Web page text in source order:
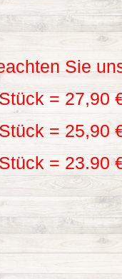
Sie
= 27,90
= 25,90
= 23.90